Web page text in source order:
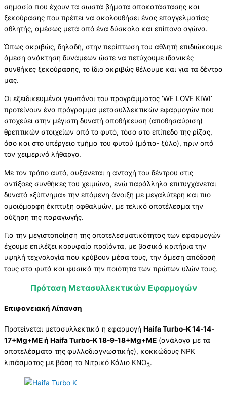
σημασία που έχουν τα σωστά βήματα αποκατάστασης και
ξεκούρασης που πρέπει να ακολουθήσει ένας επαγγελματίας
αθλητής, αμέσως μετά από ένα δύσκολο και επίπονο αγώνα.
Όπως ακριβώς, δηλαδή, στην περίπτωση του αθλητή επιδιώκουμε
άμεση ανάκτηση δυνάμεων ώστε να πετύχουμε ιδανικές
συνθήκες ξεκούρασης, το ίδιο ακριβώς θέλουμε και για τα δέντρα
μας.
Οι εξειδικευμένοι γεωπόνοι του προγράμματος ‘WE LOVE KIWI’
προτείνουν ένα πρόγραμμα μετασυλλεκτικών εφαρμογών που
στοχεύει στην μέγιστη δυνατή αποθήκευση (αποθησαύριση)
θρεπτικών στοιχείων από το φυτό, τόσο στο επίπεδο της ρίζας,
όσο και στο υπέργειο τμήμα του φυτού (μάτια- ξύλο), πριν από
τον χειμερινό λήθαργο.
Με τον τρόπο αυτό, αυξάνεται η αντοχή του δέντρου στις
αντίξοες συνθήκες του χειμώνα, ενώ παράλληλα επιτυγχάνεται
δυνατό «ξύπνημα» την επόμενη άνοιξη με μεγαλύτερη και πιο
ομοιόμορφη έκπτυξη οφθαλμών, με τελικό αποτέλεσμα την
αύξηση της παραγωγής.
Για την μεγιστοποίηση της αποτελεσματικότητας των εφαρμογών
έχουμε επιλέξει κορυφαία προϊόντα, με βασικά κριτήρια την
υψηλή τεχνολογία που κρύβουν μέσα τους, την άμεση απόδοσή
τους στα φυτά και φυσικά την ποιότητα των πρώτων υλών τους.
Πρόταση Μετασυλλεκτικών Εφαρμογών
Επιφανειακή Λίπανση
Προτείνεται μετασυλλεκτικά η εφαρμογή Haifa Turbo‐K 14‐14‐
17+Mg+ΜΕ ή Haifa Turbo‐K 18‐9‐18+Mg+ΜΕ (ανάλογα με τα
αποτελέσματα της φυλλοδιαγνωστικής), κοκκώδους NPK
λιπάσματος με βάση το Νιτρικό Κάλιο KNO3.